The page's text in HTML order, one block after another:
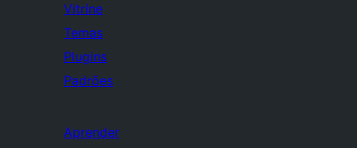
Vitrine
Temas
Plugins
Padrões
Aprender